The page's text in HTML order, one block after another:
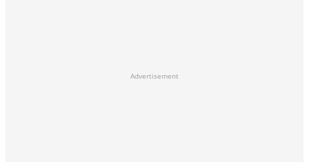
Advertisement